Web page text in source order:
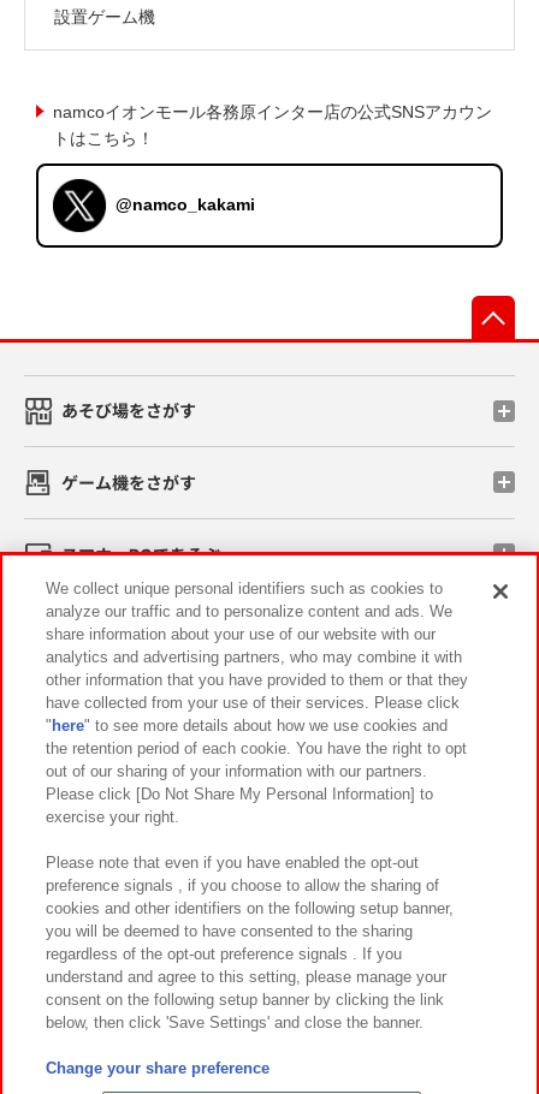
設置ゲーム機
namcoイオンモール各務原インター店の公式SNSアカウン
トはこちら！
@namco_kakami
あそび場をさがす
ゲーム機をさがす
スマホ・PCであそぶ
イベント・キャンペーン
関連会社 サステナビリティ サイトポリシー
プライバシーポリシー ウェブアクセシビリティ方針と検証結果
お取引先さまとともに
カスタマーハラスメント対応方針 よくあるご質問・お問い合わせ
©Bandai Namco Amusement Inc.
©Bandai Namco Amusement Lab Inc.
We collect unique personal identifiers such as cookies to
analyze our traffic and to personalize content and ads. We
share information about your use of our website with our
analytics and advertising partners, who may combine it with
other information that you have provided to them or that they
have collected from your use of their services. Please click
" here" to see more details about how we use cookies and
the retention period of each cookie. You have the right to opt
out of our sharing of your information with our partners.
Please click [Do Not Share My Personal Information] to
exercise your right.
Please note that even if you have enabled the opt-out
preference signals , if you choose to allow the sharing of
cookies and other identifiers on the following setup banner,
you will be deemed to have consented to the sharing
regardless of the opt-out preference signals . If you
understand and agree to this setting, please manage your
consent on the following setup banner by clicking the link
below, then click 'Save Settings' and close the banner.
Change your share preference